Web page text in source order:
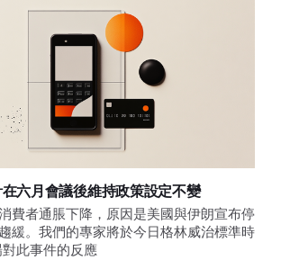
六月會議後維持政策設定不變
費者通脹下降，原因是美國與伊朗宣布停
緩。我們的專家將於今日格林威治標準時
此事件的反應